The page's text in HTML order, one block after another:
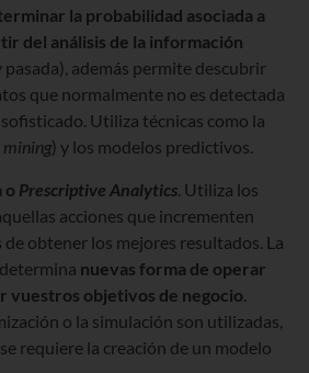
la probabilidad asociada a
del análisis de la información
pasada), además permite descubrir
que normalmente no es detectada
Utiliza técnicas como la
mining) y los modelos predictivos.
o Prescriptive Analytics. Utiliza los
acciones que incrementen
obtener los mejores resultados. La
nuevas forma de operar
vuestros objetivos de negocio.
o la simulación son utilizadas,
requiere la creación de un modelo